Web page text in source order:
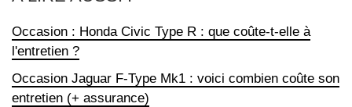
Occasion : Honda Civic Type R : que coûte-t-elle à
l'entretien ?
Occasion Jaguar F-Type Mk1 : voici combien coûte son
entretien (+ assurance)